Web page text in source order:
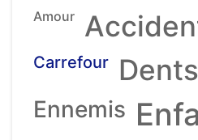
Amour
Carrefour Dents
Ennemis